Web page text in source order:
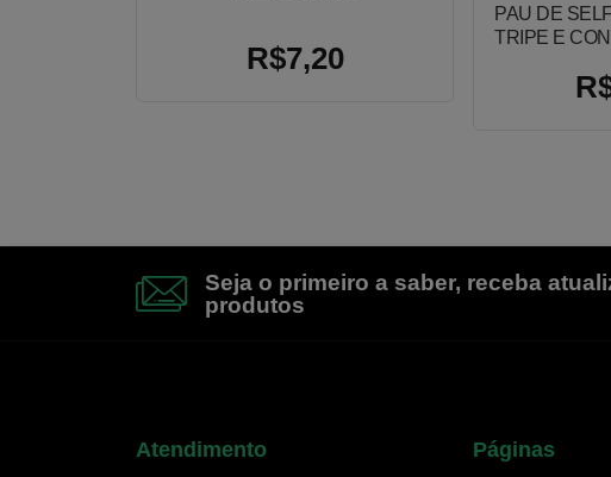
R$7,20
PAU DE
TRIPE E
Seja o primeiro a saber, receba
produtos
Atendimento Páginas